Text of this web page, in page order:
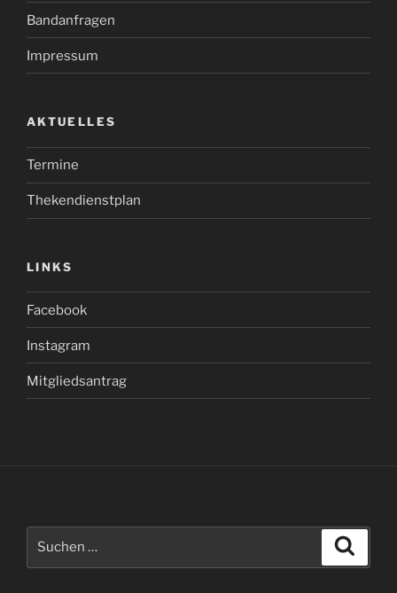
Bandanfragen
Impressum
AKTUELLES
Termine
Thekendienstplan
LINKS
Facebook
Instagram
Mitgliedsantrag